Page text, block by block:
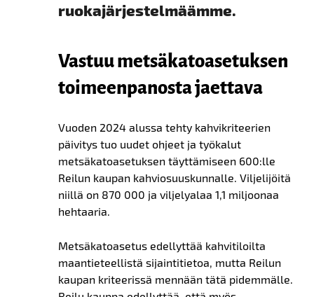
ruokajärjestelmäämme.
Vastuu metsäkatoasetuksen
toimeenpanosta jaettava
Vuoden 2024 alussa tehty kahvikriteerien
päivitys tuo uudet ohjeet ja työkalut
metsäkatoasetuksen täyttämiseen 600:lle
Reilun kaupan kahviosuuskunnalle. Viljelijöitä
niillä on 870 000 ja viljelyalaa 1,1 miljoonaa
hehtaaria.
Metsäkatoasetus edellyttää kahvitiloilta
maantieteellistä sijaintitietoa, mutta Reilun
kaupan kriteerissä mennään tätä pidemmälle.